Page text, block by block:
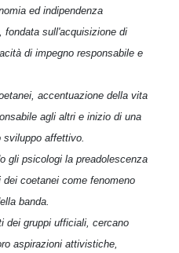
ed indipendenza
fondata sull'acquisizione di
di impegno responsabile e
accentuazione della vita
agli altri e inizio di una
affettivo.
gli psicologi la preadolescenza
coetanei come fenomeno
banda.
dei gruppi ufficiali, cercano
aspirazioni attivistiche,